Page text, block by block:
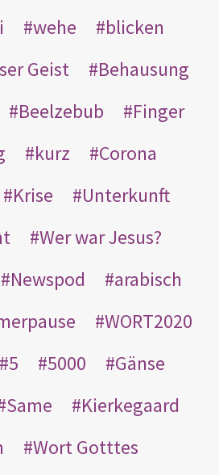
wehe
blicken
Geist
Behausung
Beelzebub
Finger
kurz
Corona
Krise
Unterkunft
Wer war Jesus?
Newspod
arabisch
WORT2020
5 5000
Gänse
Same
Kierkegaard
Wort Gotttes